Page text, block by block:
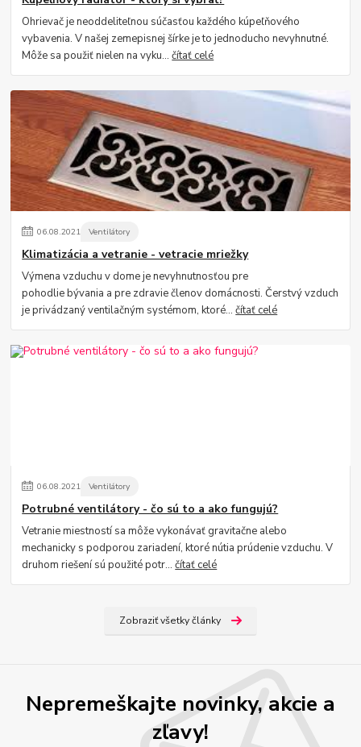
Ohrievač je neoddeliteľnou súčasťou každého kúpeľňového
vybavenia. V našej zemepisnej šírke je to jednoducho nevyhnutné.
Môže sa použiť nielen na vyku...čítať celé
06.08.2021 Ventilátory
Klimatizácia a vetranie - vetracie mriežky
Výmena vzduchu v dome je nevyhnutnosťou pre
pohodlie bývania a pre zdravie členov domácnosti. Čerstvý vzduch
je privádzaný ventilačným systémom, ktoré...čítať celé
06.08.2021 Ventilátory
Potrubné ventilátory - čo sú to a ako fungujú?
Vetranie miestností sa môže vykonávať gravitačne alebo
mechanicky s podporou zariadení, ktoré nútia prúdenie vzduchu. V
druhom riešení sú použité potr...čítať celé
Zobraziť všetky články
Nepremeškajte novinky, akcie a
zľavy!